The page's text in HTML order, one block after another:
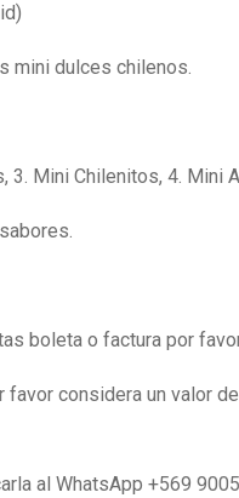
mini dulces chilenos.
3. Mini Chilenitos, 4. Mini
boleta o factura por
considera un valor
al WhatsApp +569